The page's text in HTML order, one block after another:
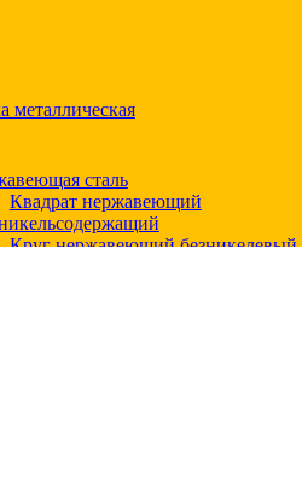
металлическая
сталь
Квадрат нержавеющий
Круг нержавеющий безникелевый